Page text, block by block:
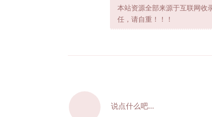
本站资源全部来源于互联网收
任，请自重！！！
说点什么吧...